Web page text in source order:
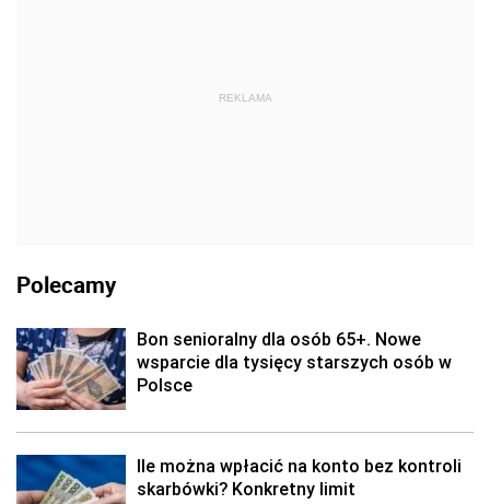
REKLAMA
Polecamy
Bon senioralny dla osób 65+. Nowe
wsparcie dla tysięcy starszych osób w
Polsce
Ile można wpłacić na konto bez kontroli
skarbówki? Konkretny limit